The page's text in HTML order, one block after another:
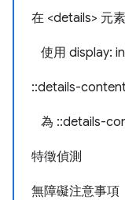
在 <details> 元
使用 display:
::details-
為 ::details-
特徵偵測
無障礙注意事項